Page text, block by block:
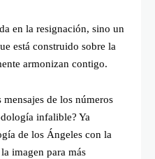
en la resignación, sino un
está construido sobre la
armonizan contigo.
de los números
infalible? Ya
de los Ángeles con la
imagen para más